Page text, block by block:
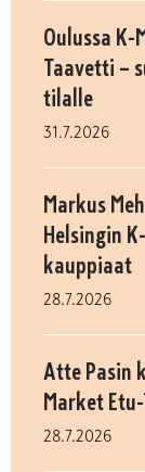
Oulussa
Taavetti –
tilalle
31.7.2026
Markus
Helsingin
kauppiaat
28.7.2026
Atte Pasin
Market
28.7.2026